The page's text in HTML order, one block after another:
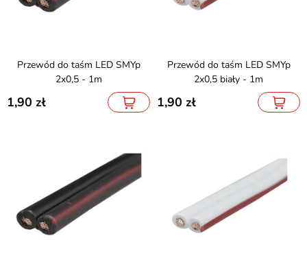
Przewód do taśm LED SMYp
2x0,5 - 1m
1,90
Przewód do taśm LED SMYp
2x0,5 biały - 1m
1,90